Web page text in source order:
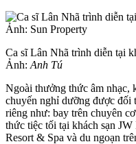
Ca sĩ Lân Nhã trình diễn tại
Ảnh: Anh Tú
Ngoài thưởng thức âm nhạc,
chuyến nghỉ dưỡng được đối
riêng như: bay trên chuyên
thức tiệc tối tại khách sạn
Resort & Spa và du ngoạn